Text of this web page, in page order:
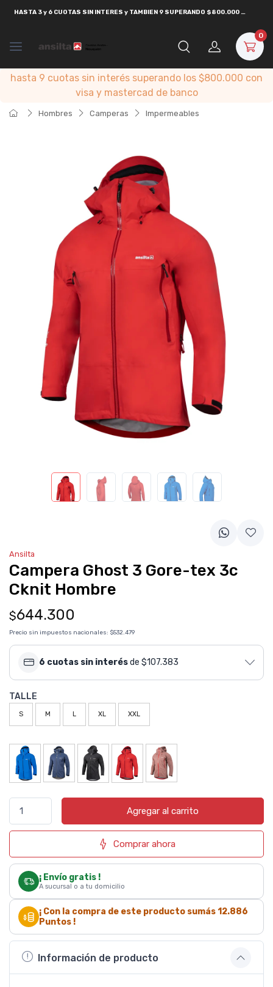
HASTA 3 y 6 CUOTAS SIN INTERES y TAMBIEN 9 SUPERANDO $800.000 CON
0
hasta 9 cuotas sin interés superando los $800.000 con
visa y mastercad de banco
Hombres Camperas Impermeables
Ansilta
Campera Ghost 3 Gore-tex 3c
Cknit Hombre
$644.300
Precio sin impuestos nacionales: $532.479
6 cuotas sin interésde $107.383
TALLE
S M L XL XXL
Agregar al carrito
Comprar ahora
¡ Envío gratis !
A sucursal o a tu domicilio
¡ Con la compra de este producto sumás12.886
Puntos !
Información de producto